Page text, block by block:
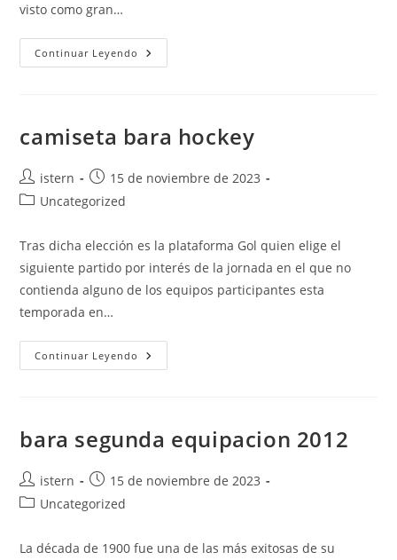
visto como gran…
Continuar Leyendo Camiseta
Del
camiseta bara hockey
Autor
de
istern
Publicación
de
15 de noviembre de 2023
Categoría
la
entrada:
Uncategorized
Tras dicha elección es la plataforma Gol quien elige el
siguiente partido por interés de la jornada en el que no
contienda alguno de los equipos participantes esta
temporada en…
Continuar Leyendo Camiseta
Bara
bara segunda equipacion 2012
Autor
de
istern
Publicación
de
15 de noviembre de 2023
Categoría
la
Uncategorized
La década de 1900 fue una de las más exitosas de su